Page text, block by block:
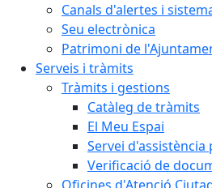
Canals d'alertes i
Seu electrònica
Patrimoni de
Serveis i tràmits
Tràmits i gestions
Catàleg de tràmits
El Meu Espai
Servei
Verificació de